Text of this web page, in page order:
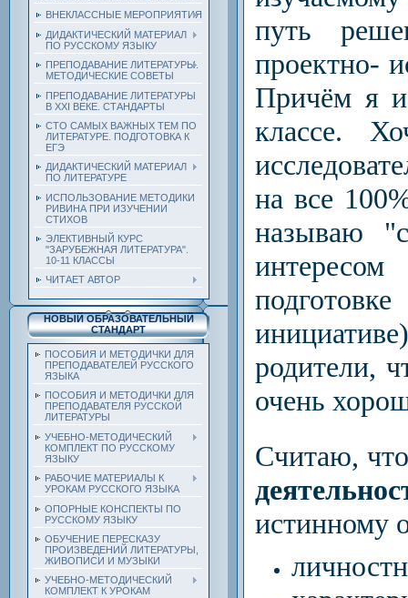
ВНЕКЛАССНЫЕ МЕРОПРИЯТИЯ
ДИДАКТИЧЕСКИЙ МАТЕРИАЛ
ПО РУССКОМУ ЯЗЫКУ
ПРЕПОДАВАНИЕ ЛИТЕРАТУРЫ.
МЕТОДИЧЕСКИЕ СОВЕТЫ
ПРЕПОДАВАНИЕ ЛИТЕРАТУРЫ
В XXI ВЕКЕ. СТАНДАРТЫ
СТО САМЫХ ВАЖНЫХ ТЕМ ПО
ЛИТЕРАТУРЕ. ПОДГОТОВКА К
ЕГЭ
ДИДАКТИЧЕСКИЙ МАТЕРИАЛ
ПО ЛИТЕРАТУРЕ
ИСПОЛЬЗОВАНИЕ МЕТОДИКИ
РИВИНА ПРИ ИЗУЧЕНИИ
СТИХОВ
ЭЛЕКТИВНЫЙ КУРС
"ЗАРУБЕЖНАЯ ЛИТЕРАТУРА".
10-11 КЛАССЫ
ЧИТАЕТ АВТОР
НОВЫЙ ОБРАЗОВАТЕЛЬНЫЙ
СТАНДАРТ
ПОСОБИЯ И МЕТОДИЧКИ ДЛЯ
ПРЕПОДАВАТЕЛЕЙ РУССКОГО
ЯЗЫКА
ПОСОБИЯ И МЕТОДИЧКИ ДЛЯ
ПРЕПОДАВАТЕЛЯ РУССКОЙ
ЛИТЕРАТУРЫ
УЧЕБНО-МЕТОДИЧЕСКИЙ
КОМПЛЕКТ ПО РУССКОМУ
ЯЗЫКУ
РАБОЧИЕ МАТЕРИАЛЫ К
УРОКАМ РУССКОГО ЯЗЫКА
ОПОРНЫЕ КОНСПЕКТЫ ПО
РУССКОМУ ЯЗЫКУ
ОБУЧЕНИЕ ПЕРЕСКАЗУ
ПРОИЗВЕДЕНИЙ ЛИТЕРАТУРЫ,
ЖИВОПИСИ И МУЗЫКИ
УЧЕБНО-МЕТОДИЧЕСКИЙ
КОМПЛЕКТ К УРОКАМ
путь
проектно-
Причём я
классе.
на все
называю
родители,
очень
Считаю,
истинному